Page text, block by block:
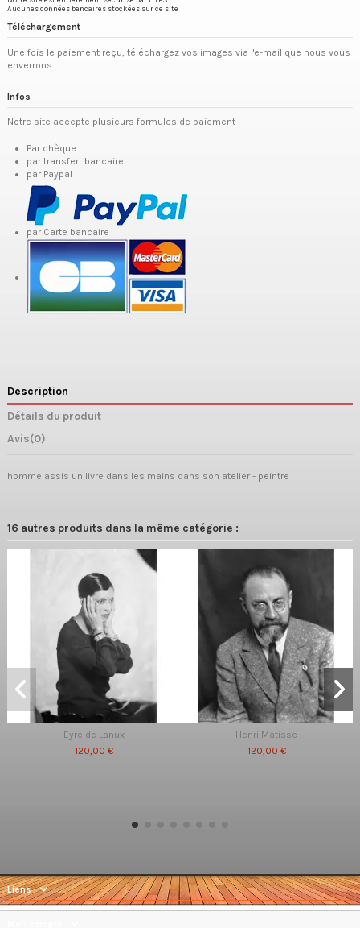
Aucunes données bancaires stockées sur ce site
Téléchargement
Une fois le paiement reçu, téléchargez vos images via l'e-mail que nous vous
enverrons.
Infos
Notre site accepte plusieurs formules de paiement :
Par chèque
par transfert bancaire
par Paypal
par Carte bancaire
Description
Détails du produit
Avis(0)
homme assis un livre dans les mains dans son atelier - peintre
16 autres produits dans la même catégorie :
Eyre de Lanux
120,00 €
Henri Matisse
120,00 €
Liens